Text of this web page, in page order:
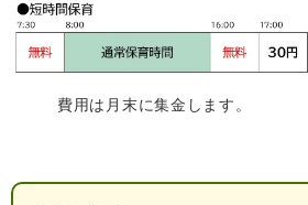
​​費用は月末に集金します。